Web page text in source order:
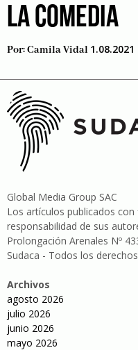
LA COMEDIA
Por:Camila Vidal 1.08.2021
Global Media Group SAC
Los artículos publicados
responsabilidad de sus
Prolongación Arenales Nº
Sudaca - Todos los
Archivos
agosto 2026
julio 2026
junio 2026
mayo 2026